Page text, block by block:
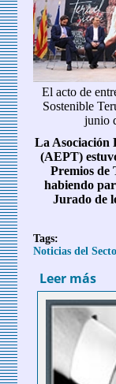
El acto de
Sostenible
junio
La Asociación
(AEPT)
Premios de
habiendo
Jurado de
Tags:
Noticias del
Leer más